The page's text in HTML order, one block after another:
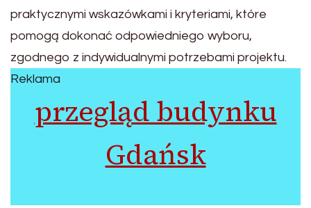
praktycznymi wskazówkami i kryteriami, które
pomogą dokonać odpowiedniego wyboru,
zgodnego z indywidualnymi potrzebami projektu.
Reklama
przegląd budynku
Gdańsk